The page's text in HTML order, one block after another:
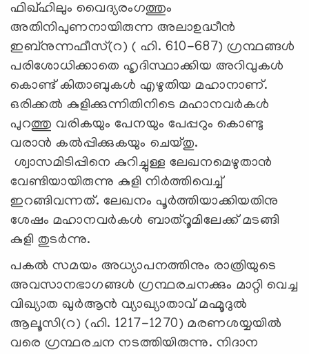
ഫിഖ്ഹിലും വൈദ്യരംഗത്തും
അതിനിപുണനായിരുന്ന അലാഉദ്ധീൻ
ഇബ്നുന്നഫീസ്(റ) ( ഹി. 610-687) ഗ്രന്ഥങ്ങൾ
പരിശോധിക്കാതെ ഹൃദിസ്ഥാക്കിയ അറിവുകൾ
കൊണ്ട് കിതാബുകൾ എഴുതിയ മഹാനാണ്.
ഒരിക്കൽ കുളിക്കുന്നിതിനിടെ മഹാനവർകൾ
പുറത്തു വരികയും പേനയും പേപ്പറും കൊണ്ടു
വരാൻ കൽപ്പിക്കുകയും ചെയ്തു.
ശ്വാസമിടിപ്പിനെ കുറിച്ചുള്ള ലേഖനമെഴുതാൻ
വേണ്ടിയായിരുന്നു കുളി നിർത്തിവെച്ച്
ഇറങ്ങിവന്നത്. ലേഖനം പൂർത്തിയാക്കിയതിനു
ശേഷം മഹാനവർകൾ ബാത്‌റൂമിലേക്ക് മടങ്ങി
കുളി തുടർന്നു.
പകൽ സമയം അധ്യാപനത്തിനും രാത്രിയുടെ
അവസാനഭാഗങ്ങൾ ഗ്രന്ഥരചനക്കും മാറ്റി വെച്ച
വിഖ്യാത ഖുർആൻ വ്യാഖ്യാതാവ് മഹ്മൂദുൽ
ആലൂസി(റ) (ഹി. 1217-1270) മരണശയ്യയിൽ
വരെ ഗ്രന്ഥരചന നടത്തിയിരുന്നു. നിദാന